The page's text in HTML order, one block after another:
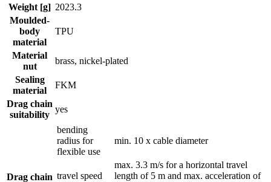
Weight [g] 2023.3
Moulded-
body
material
TPU
Material
nut
brass, nickel-plated
Sealing
material
FKM
Drag chain
suitability
yes
Drag chain
bending
radius for
flexible use
min. 10 x cable diameter
travel speed
max. 3.3 m/s for a horizontal travel
length of 5 m and max. acceleration of